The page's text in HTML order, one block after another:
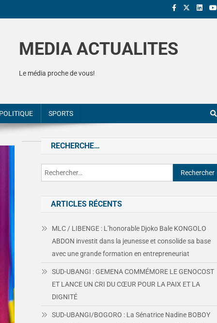
MEDIA ACTUALITES
Le média proche de vous!
SPORTS
RECHERCHE…
ARTICLES RÉCENTS
MLC / LIBENGE : L’honorable Djoko Bale KONGOLO
ABDON investit dans la jeunesse et consolide sa base
avec une grande formation en entrepreneuriat
SUD-UBANGI : GEMENA COMMÉMORE LE GENOCOST
ET LANCE UN CRI DU CŒUR POUR LA PAIX ET LA
DIGNITÉ
SUD-UBANGI/BOGORO : La Sénatrice Nadine BOBOY